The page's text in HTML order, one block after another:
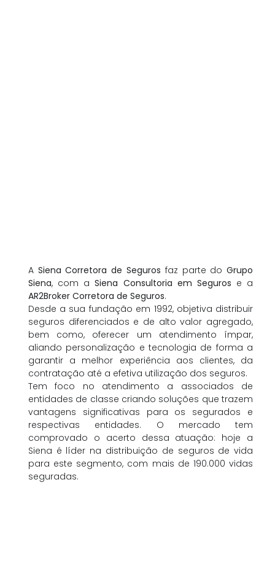
A Siena Corretora de Seguros faz parte doGrupo
Siena, com aSiena Consultoria em Seguros e a
AR2Broker Corretora de Seguros.
Desde a sua fundação em 1992, objetiva distribuir
seguros diferenciados e de alto valor agregado,
bem como, oferecer um atendimento ímpar,
aliando personalização e tecnologia de forma a
garantir a melhor experiência aos clientes, da
contratação até a efetiva utilização dos seguros.
Tem foco no atendimento a associados de
entidades de classe criando soluções que trazem
vantagens significativas para os segurados e
respectivas entidades. O mercado tem
comprovado o acerto dessa atuação: hoje a
Siena é líder na distribuição de seguros de vida
para este segmento, com mais de 190.000 vidas
seguradas.